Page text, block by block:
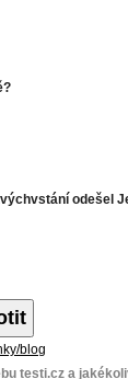
odešel
blog
testi.cz a